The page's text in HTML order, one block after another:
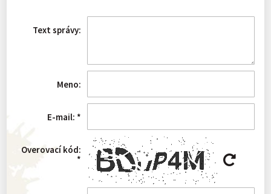
Text správy:
Meno:
E-mail: *
Overovací kód:
*